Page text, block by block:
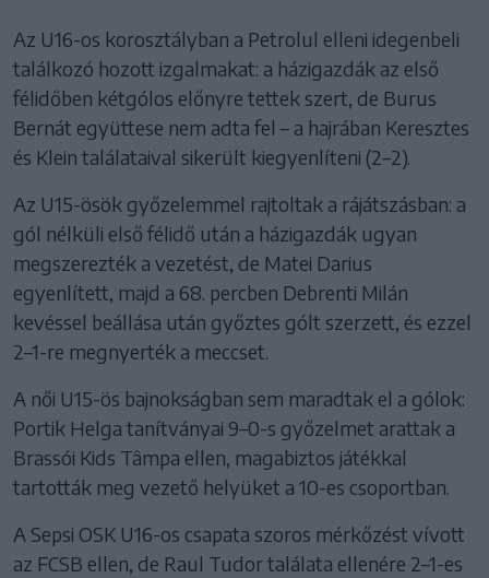
Az U16-os korosztályban a Petrolul elleni idegenbeli
találkozó hozott izgalmakat: a házigazdák az első
félidőben kétgólos előnyre tettek szert, de Burus
Bernát együttese nem adta fel – a hajrában Keresztes
és Klein találataival sikerült kiegyenlíteni (2–2).
Az U15-ösök győzelemmel rajtoltak a rájátszásban: a
gól nélküli első félidő után a házigazdák ugyan
megszerezték a vezetést, de Matei Darius
egyenlített, majd a 68. percben Debrenti Milán
kevéssel beállása után győztes gólt szerzett, és ezzel
2–1-re megnyerték a meccset.
A női U15-ös bajnokságban sem maradtak el a gólok:
Portik Helga tanítványai 9–0-s győzelmet arattak a
Brassói Kids Tâmpa ellen, magabiztos játékkal
tartották meg vezető helyüket a 10-es csoportban.
A Sepsi OSK U16-os csapata szoros mérkőzést vívott
az FCSB ellen, de Raul Tudor találata ellenére 2–1-es